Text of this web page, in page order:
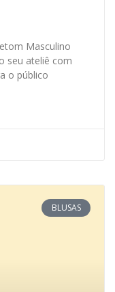
Masculino
seu ateliê com
o público
BLUSAS